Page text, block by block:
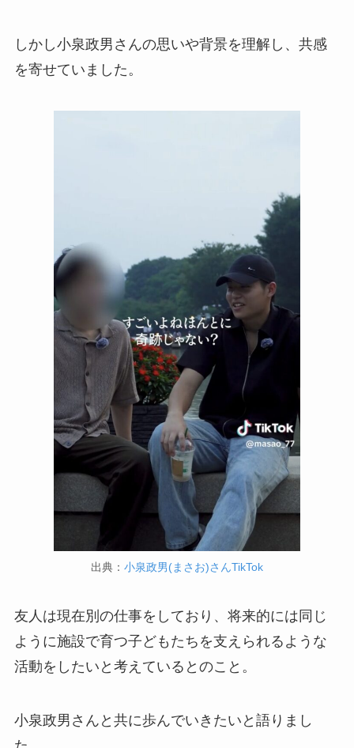
しかし小泉政男さんの思いや背景を理解し、共感
を寄せていました。
出典： 小泉政男(まさお)さんTikTok
友人は現在別の仕事をしており、将来的には同じ
ように施設で育つ子どもたちを支えられるような
活動をしたいと考えているとのこと。
小泉政男さんと共に歩んでいきたいと語りまし